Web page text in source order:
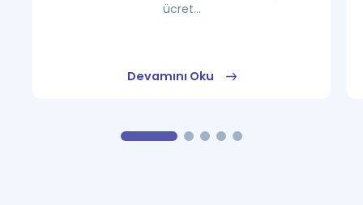
ücret...
Devamını Oku